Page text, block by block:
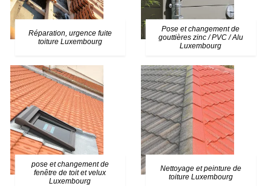
Réparation, urgence fuite
toiture Luxembourg
Pose et changement de
gouttières zinc / PVC / Alu
Luxembourg
pose et changement de
fenêtre de toit et velux
Luxembourg
Nettoyage et peinture de
toiture Luxembourg